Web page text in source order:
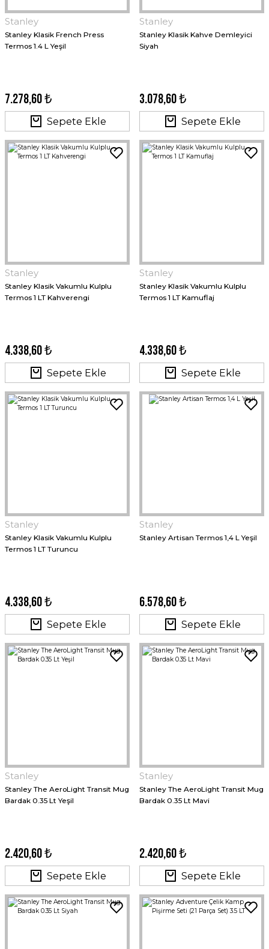
Stanley
Stanley Klasik French Press
Termos 1.4 L Yeşil
7.278,60 ₺
Sepete Ekle
Stanley
Stanley Klasik Kahve Demleyici
Siyah
3.078,60 ₺
Sepete Ekle
Stanley
Stanley Klasik Vakumlu Kulplu
Termos 1 LT Kahverengi
4.338,60 ₺
Sepete Ekle
Stanley
Stanley Klasik Vakumlu Kulplu
Termos 1 LT Kamuflaj
4.338,60 ₺
Sepete Ekle
Stanley
Stanley Klasik Vakumlu Kulplu
Termos 1 LT Turuncu
4.338,60 ₺
Sepete Ekle
Stanley
Stanley Artisan Termos 1,4 L Yeşil
6.578,60 ₺
Sepete Ekle
Stanley
Stanley The AeroLight Transit Mug
Bardak 0.35 Lt Yeşil
2.420,60 ₺
Sepete Ekle
Stanley
Stanley The AeroLight Transit Mug
Bardak 0.35 Lt Mavi
2.420,60 ₺
Sepete Ekle